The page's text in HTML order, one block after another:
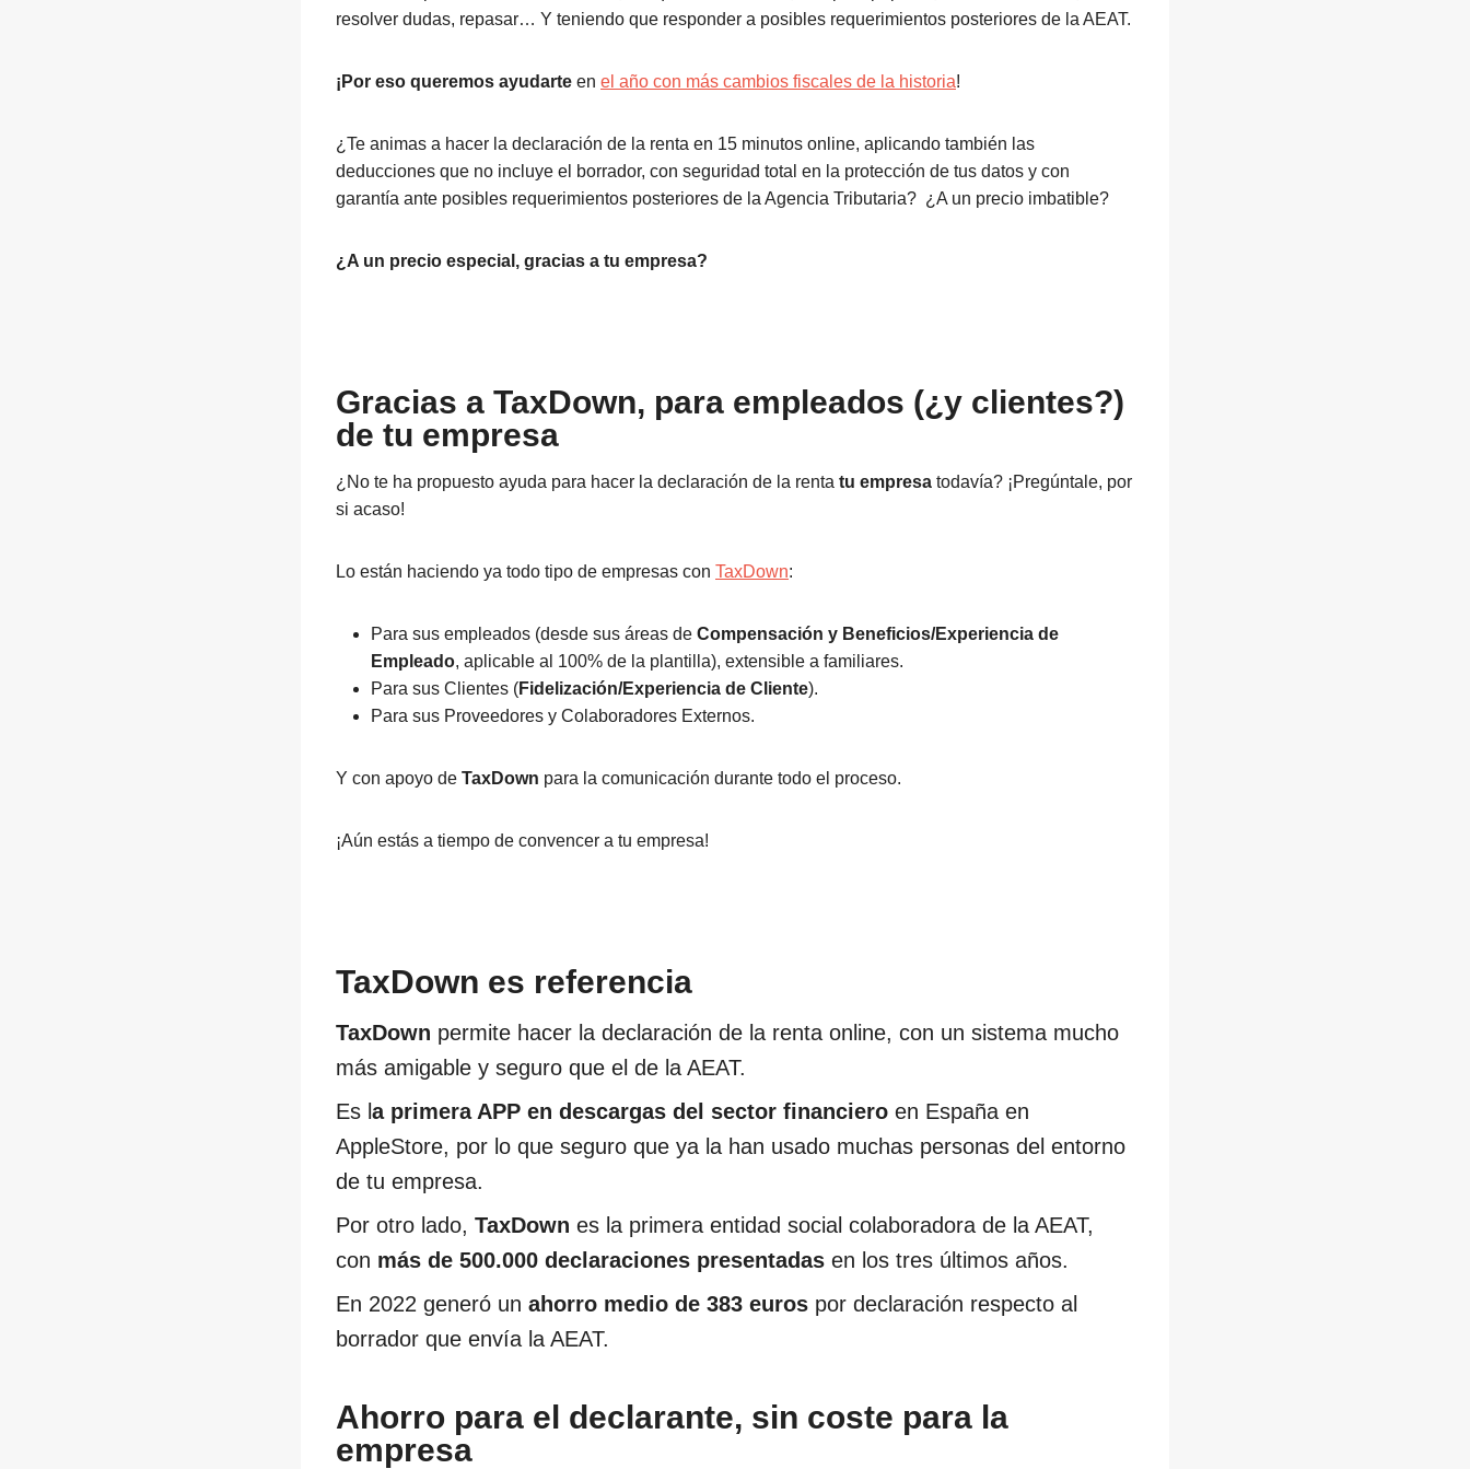
resolver dudas, repasar… Y teniendo que responder a posibles requerimientos posteriores de la AEAT.
¡Por eso queremos ayudarte en el año con más cambios fiscales de la historia!
¿Te animas a hacer la declaración de la renta en 15 minutos online, aplicando también las
deducciones que no incluye el borrador, con seguridad total en la protección de tus datos y con
garantía ante posibles requerimientos posteriores de la Agencia Tributaria? ¿A un precio imbatible?
¿A un precio especial, gracias a tu empresa?
Gracias a TaxDown, para empleados (¿y clientes?)
de tu empresa
¿No te ha propuesto ayuda para hacer la declaración de la renta tu empresa todavía? ¡Pregúntale, por
si acaso!
Lo están haciendo ya todo tipo de empresas con TaxDown:
Para sus empleados (desde sus áreas de Compensación y Beneficios/Experiencia de
Empleado, aplicable al 100% de la plantilla), extensible a familiares.
Para sus Clientes (Fidelización/Experiencia de Cliente).
Para sus Proveedores y Colaboradores Externos.
Y con apoyo de TaxDown para la comunicación durante todo el proceso.
¡Aún estás a tiempo de convencer a tu empresa!
TaxDown es referencia
TaxDown permite hacer la declaración de la renta online, con un sistema mucho
más amigable y seguro que el de la AEAT.
Es l a primera APP en descargas del sector financiero en España en
AppleStore, por lo que seguro que ya la han usado muchas personas del entorno
de tu empresa.
Por otro lado, TaxDown es la primera entidad social colaboradora de la AEAT,
con más de 500.000 declaraciones presentadas en los tres últimos años.
En 2022 generó un ahorro medio de 383 euros por declaración respecto al
borrador que envía la AEAT.
Ahorro para el declarante, sin coste para la
empresa